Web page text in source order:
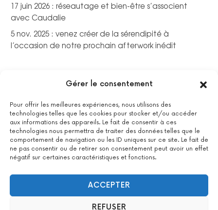
Gérer le consentement
Pour offrir les meilleures expériences, nous utilisons des
technologies telles que les cookies pour stocker et/ou accéder
aux informations des appareils. Le fait de consentir à ces
technologies nous permettra de traiter des données telles que le
comportement de navigation ou les ID uniques sur ce site. Le fait de
ne pas consentir ou de retirer son consentement peut avoir un effet
négatif sur certaines caractéristiques et fonctions.
ACCEPTER
REFUSER
17 juin 2026 : réseautage et bien-être s’associent
avec Caudalie
5 nov. 2025 : venez créer de la sérendipité à
l’occasion de notre prochain afterwork inédit
La certification qualité a été délivrée au titre de la catégorie
suivante : actions de formations.Voir le certificat